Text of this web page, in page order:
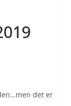
det er